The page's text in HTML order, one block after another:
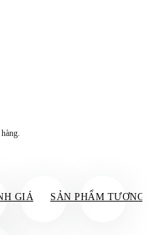
GIÁ SẢN PHẨM TƯƠNG